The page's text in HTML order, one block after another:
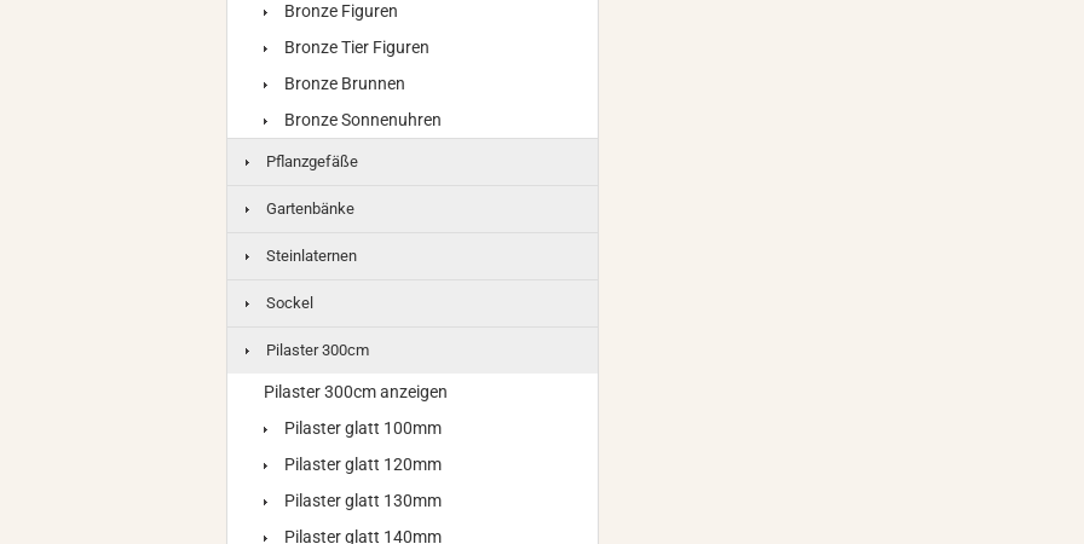
Bronze Figuren
Bronze Tier Figuren
Bronze Brunnen
Bronze Sonnenuhren
Pflanzgefäße
Gartenbänke
Steinlaternen
Sockel
Pilaster 300cm
Pilaster 300cm anzeigen
Pilaster glatt 100mm
Pilaster glatt 120mm
Pilaster glatt 130mm
Pilaster glatt 140mm